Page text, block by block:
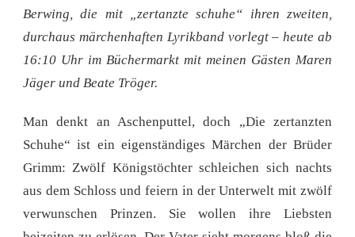
Berwing, die mit „zertanzte schuhe“ ihren zweiten,
durchaus märchenhaften Lyrikband vorlegt – heute ab
16:10 Uhr im Büchermarkt mit meinen Gästen Maren
Jäger und Beate Tröger.
Man denkt an Aschenputtel, doch „Die zertanzten
Schuhe“ ist ein eigenständiges Märchen der Brüder
Grimm: Zwölf Königstöchter schleichen sich nachts
aus dem Schloss und feiern in der Unterwelt mit zwölf
verwunschen Prinzen. Sie wollen ihre Liebsten